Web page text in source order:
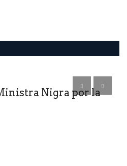
Nigra por la